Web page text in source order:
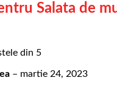
Salata de
din 5
– martie 24, 2023